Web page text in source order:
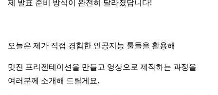
제 발표 준비 방식이 완전히 달라졌답니다!
오늘은 제가 직접 경험한 인공지능 툴들을 활용해
멋진 프리젠테이션을 만들고 영상으로 제작하는 과정을
여러분께 소개해 드릴게요.